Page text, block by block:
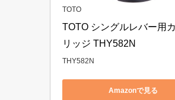
TOTO
TOTO シングルレバー用
リッジ THY582N
THY582N
Amazonで見る